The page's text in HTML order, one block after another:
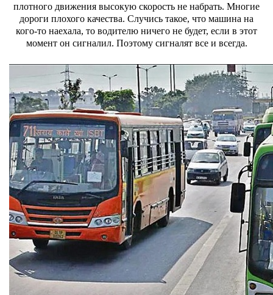
плотного движения высокую скорость не набрать. Многие
дороги плохого качества. Случись такое, что машина на
кого-то наехала, то водителю ничего не будет, если в этот
момент он сигналил. Поэтому сигналят все и всегда.